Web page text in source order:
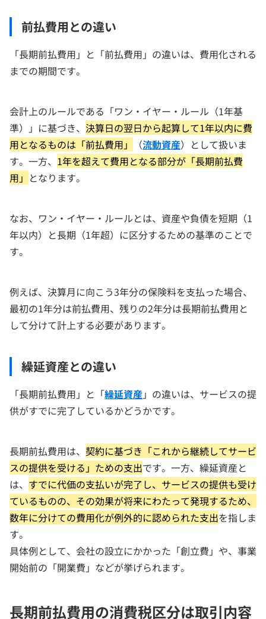
前払費用との違い
「長期前払費用」と「前払費用」の違いは、費用化される
までの期間です。
会計上のルールである「ワン・イヤー・ルール（1年基
準）」に基づき、 決算日の翌日から起算して1年以内に費
用となるものは「前払費用」
（流動資産）として扱いま
す。一方、 1年を超えて費用となる部分が「長期前払費
用」 となります。
なお、ワン・イヤー・ルールとは、資産や負債を短期（1
年以内）と長期（1年超）に区分するための基準のことで
す。
例えば、決算月に向こう3年分の保険料を支払った場合、
最初の1年分は前払費用、残りの2年分は長期前払費用と
して分けて計上する必要があります。
繰延資産との違い
「長期前払費用」と「繰延資産」の違いは、サービスの提
供がすでに完了しているかどうかです。
長期前払費用は、 契約に基づき「これから継続してサービ
スの提供を受ける」ための支出です。一方、繰延資産と
は、 すでに代価の支払いが完了し、サービスの提供も受け
ているものの、その効果が将来にわたって発現するため、
数年に分けての費用化が例外的に認められた支出を指しま
す。
具体例として、会社の設立にかかった「創立費」や、事業
開始前の「開業費」などが挙げられます。
長期前払費用の消費税区分は取引内容